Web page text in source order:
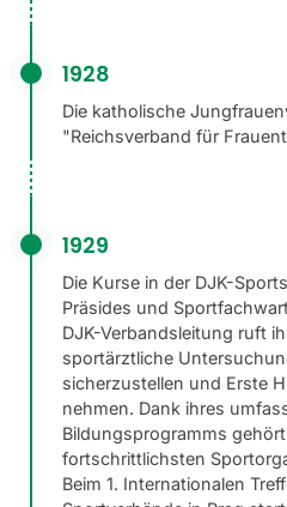
1928
Die katholische
"Reichsverband für
1929
Die Kurse in der DJK-
Präsides und
DJK-Verbandsleitung ruft
sportärztliche
sicherzustellen und Erste
nehmen. Dank ihres
Bildungsprogramms
fortschrittlichsten
Beim 1. Internationalen